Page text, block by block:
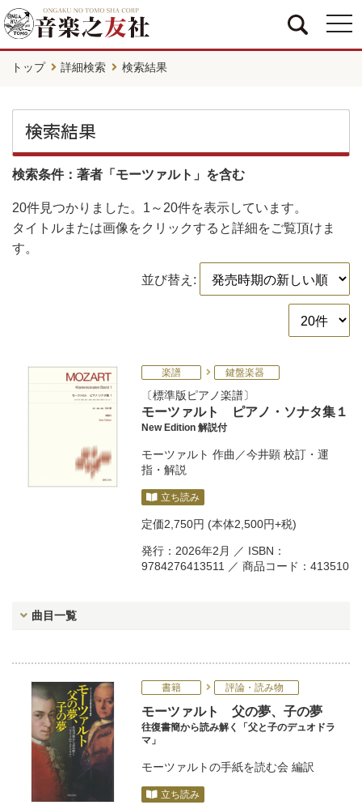
トップ 詳細検索 検索結果
検索結果
検索条件：著者「モーツァルト」を含む
20件見つかりました。 1～20件を表示しています。
タイトルまたは画像をクリックすると詳細をご覧頂けま
す。
並び替え:
楽譜 鍵盤楽器
標準版ピアノ楽譜
モーツァルト ピアノ・ソナタ集１
New Edition 解説付
モーツァルト 作曲／今井顕 校訂・運
指・解説
立ち読み
定価2,750円 (本体2,500円+税)
発行：2026年2月 ／ ISBN：
9784276413511 ／ 商品コード：413510
曲目一覧
書籍 評論・読み物
モーツァルト 父の夢、子の夢
往復書簡から読み解く「父と子のデュオドラ
マ」
モーツァルトの手紙を読む会 編訳
立ち読み